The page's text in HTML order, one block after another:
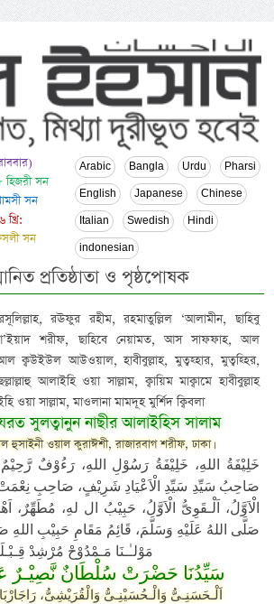
সন
সন
সন
Arabic Bangla Urdu Pharsi
English Japanese Chinese
Italian Swedish Hindi
indonesian
প্রতিষ্ঠাতা ও পৃষ্ঠপোষক
রঊফুর রহীম, রহমাতুল্লিল ‘আলামীন, ছাহিবু
আ’ইয়াদ শরীফ, ছাহিবে নেয়ামত, আস সাফফাহ, আল
ক্বউইউল আউওয়াল, হাবীবুল্লাহ, মুত্বহ্হার, মুত্বহ্হির,
আলাইহি ওয়া সাল্লাম, ক্বায়িম মাক্বামে হাবীবুল্লাহ
ওয়া সাল্লাম, মাওলানা মামদূহ মুর্শিদ ক্বিবলা
সুলত্বানুন নাছীর আলাইহিস সালাম
হুসাইনী ওয়াল কুরাঈশী, রাজারবাগ শরীফ, ঢাকা।
خَلِيْفَةُ اللهِ، خَلِيْفَةُ رَسُوْلِ اللهِ، رَءُوْفٌ
صَاحِبُ سَيِّدِ سَيِّدِ الْاَعْيَادِ شَرِيْفٍ، صَاحِبِ نِعْمَتْ،
الْاَوَّلُ، اَلْـقَوِىُّ الْاَوَّلُ، حَبِيْبُ ال لهِ، مُطَهِّرٌ،
صَلَّى اللهُ عَلَيْهِ وَسَلَّمَ، قَائِمُ مَقَامِ حَبِيْبِ اللهِ
مَوْلـٰـنَا مَـمْدُوْحْ مُرْشِدْ
سَيِّدُنَا حَضْرَتْ سُلْطَانٌ نَّصِيْـرٌ
اَلْـحَسَنِـىُّ وَالْـحُسَيْنِـىُّ وَالْقُرَيْشِىُّ،